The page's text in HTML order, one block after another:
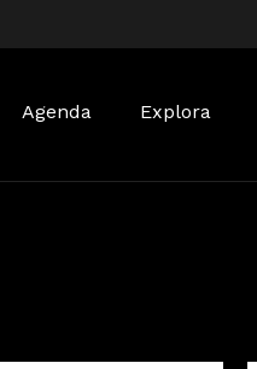
Agenda Explora